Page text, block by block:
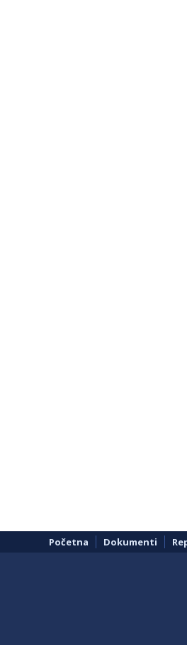
Početna Dokumenti